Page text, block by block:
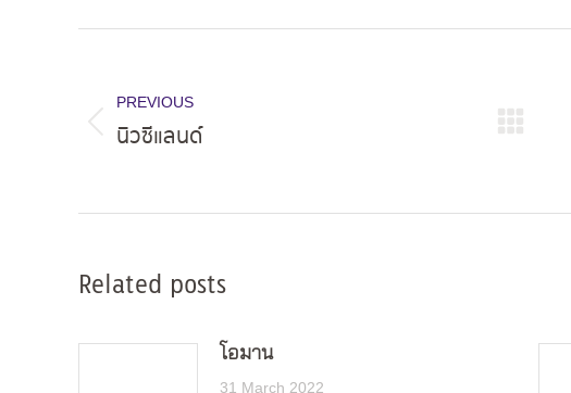
navigation
PREVIOUS
Previous
นิวซีแลนด์
Related posts
โอมาน
31 March 2022